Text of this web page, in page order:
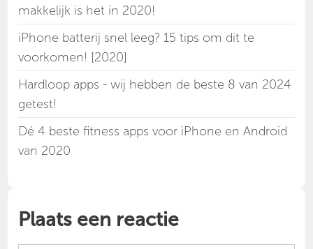
makkelijk is het in 2020!
iPhone batterij snel leeg? 15 tips om dit te
voorkomen! [2020]
Hardloop apps - wij hebben de beste 8 van 2024
getest!
Dé 4 beste fitness apps voor iPhone en Android
van 2020
Plaats een reactie